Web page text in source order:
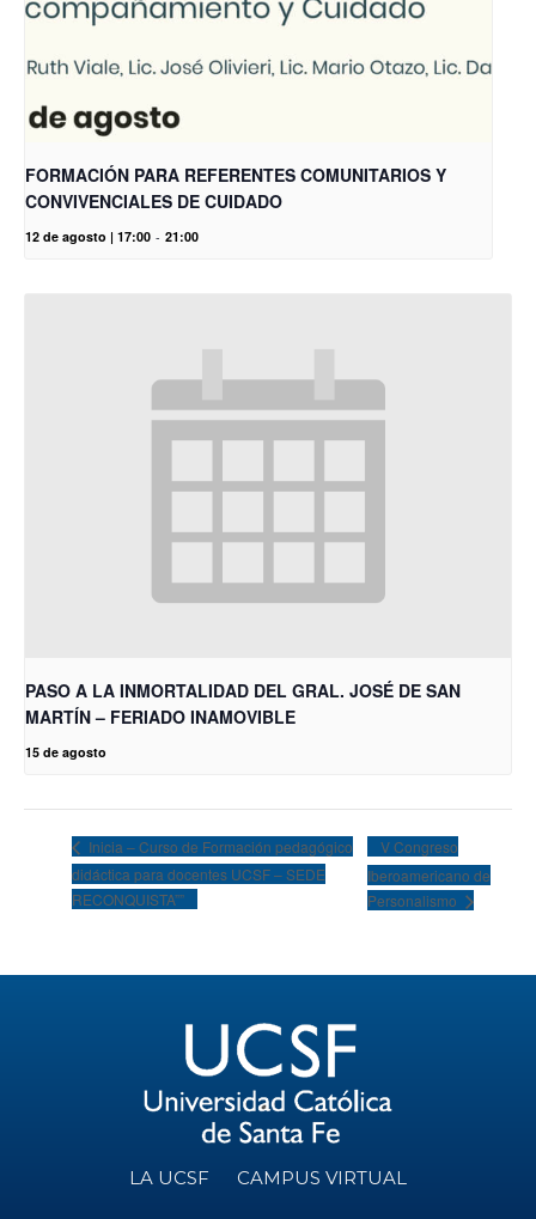
FORMACIÓN PARA REFERENTES COMUNITARIOS Y
CONVIVENCIALES DE CUIDADO
12 de agosto | 17:00 - 21:00
PASO A LA INMORTALIDAD DEL GRAL. JOSÉ DE SAN
MARTÍN – FERIADO INAMOVIBLE
15 de agosto
Inicia – Curso de Formación pedagógico
didáctica para docentes UCSF – SEDE
RECONQUISTA””
V Congreso
Iberoamericano de
Personalismo
LA UCSF CAMPUS VIRTUAL